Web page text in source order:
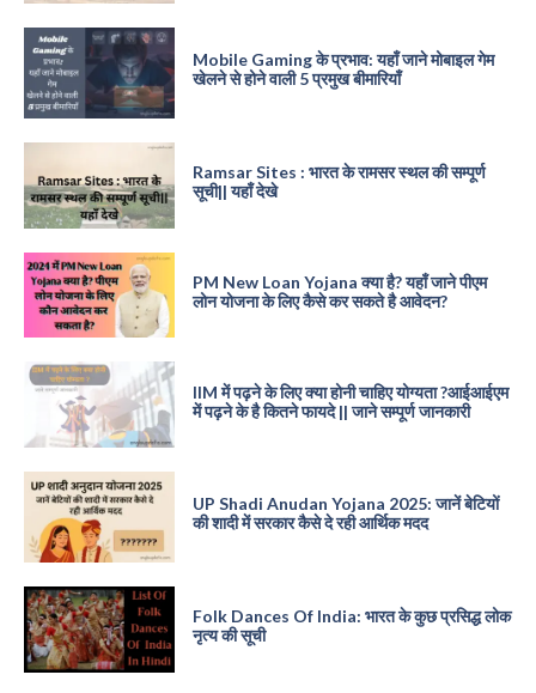
Mobile Gaming के प्रभाव: यहाँ जाने मोबाइल गेम
खेलने से होने वाली 5 प्रमुख बीमारियाँ
Ramsar Sites : भारत के रामसर स्थल की सम्पूर्ण
सूची|| यहाँ देखे
PM New Loan Yojana क्या है? यहाँ जाने पीएम
लोन योजना के लिए कैसे कर सकते है आवेदन?
IIM में पढ़ने के लिए क्या होनी चाहिए योग्यता ?आईआईएम
में पढ़ने के है कितने फायदे || जाने सम्पूर्ण जानकारी
UP Shadi Anudan Yojana 2025: जानें बेटियों
की शादी में सरकार कैसे दे रही आर्थिक मदद
Folk Dances Of India: भारत के कुछ प्रसिद्ध लोक
नृत्य की सूची